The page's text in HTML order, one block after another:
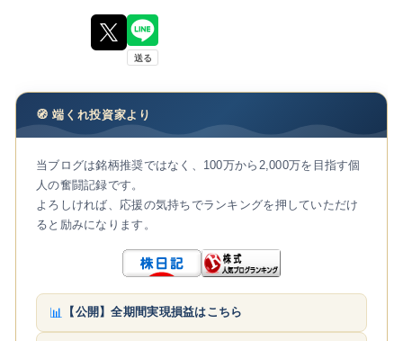
🧭 端くれ投資家より
当ブログは銘柄推奨ではなく、100万から2,000万を目指す個
人の奮闘記録です。
よろしければ、応援の気持ちでランキングを押していただけ
ると励みになります。
📊 【公開】全期間実現損益はこちら